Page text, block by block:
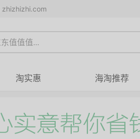
zhizhizhi.com
淘实惠 海淘推荐